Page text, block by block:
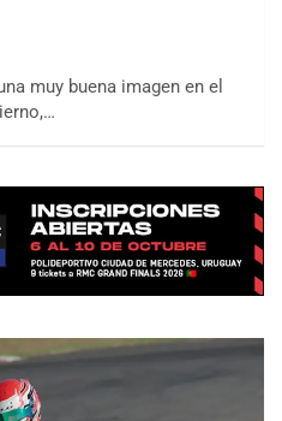
muy buena imagen en el